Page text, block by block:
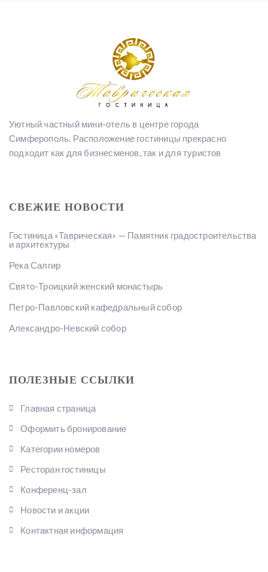
Уютный частный мини-отель в центре города
Симферополь. Расположение гостиницы прекрасно
подходит как для бизнесменов, так и для туристов
СВЕЖИЕ НОВОСТИ
Гостиница «Таврическая» — Памятник градостроительства
и архитектуры
Река Салгир
Свято-Троицкий женский монастырь
Петро-Павловский кафедральный собор
Александро-Невский собор
ПОЛЕЗНЫЕ ССЫЛКИ
Главная страница
Оформить бронирование
Категории номеров
Ресторан гостиницы
Конференц-зал
Новости и акции
Контактная информация